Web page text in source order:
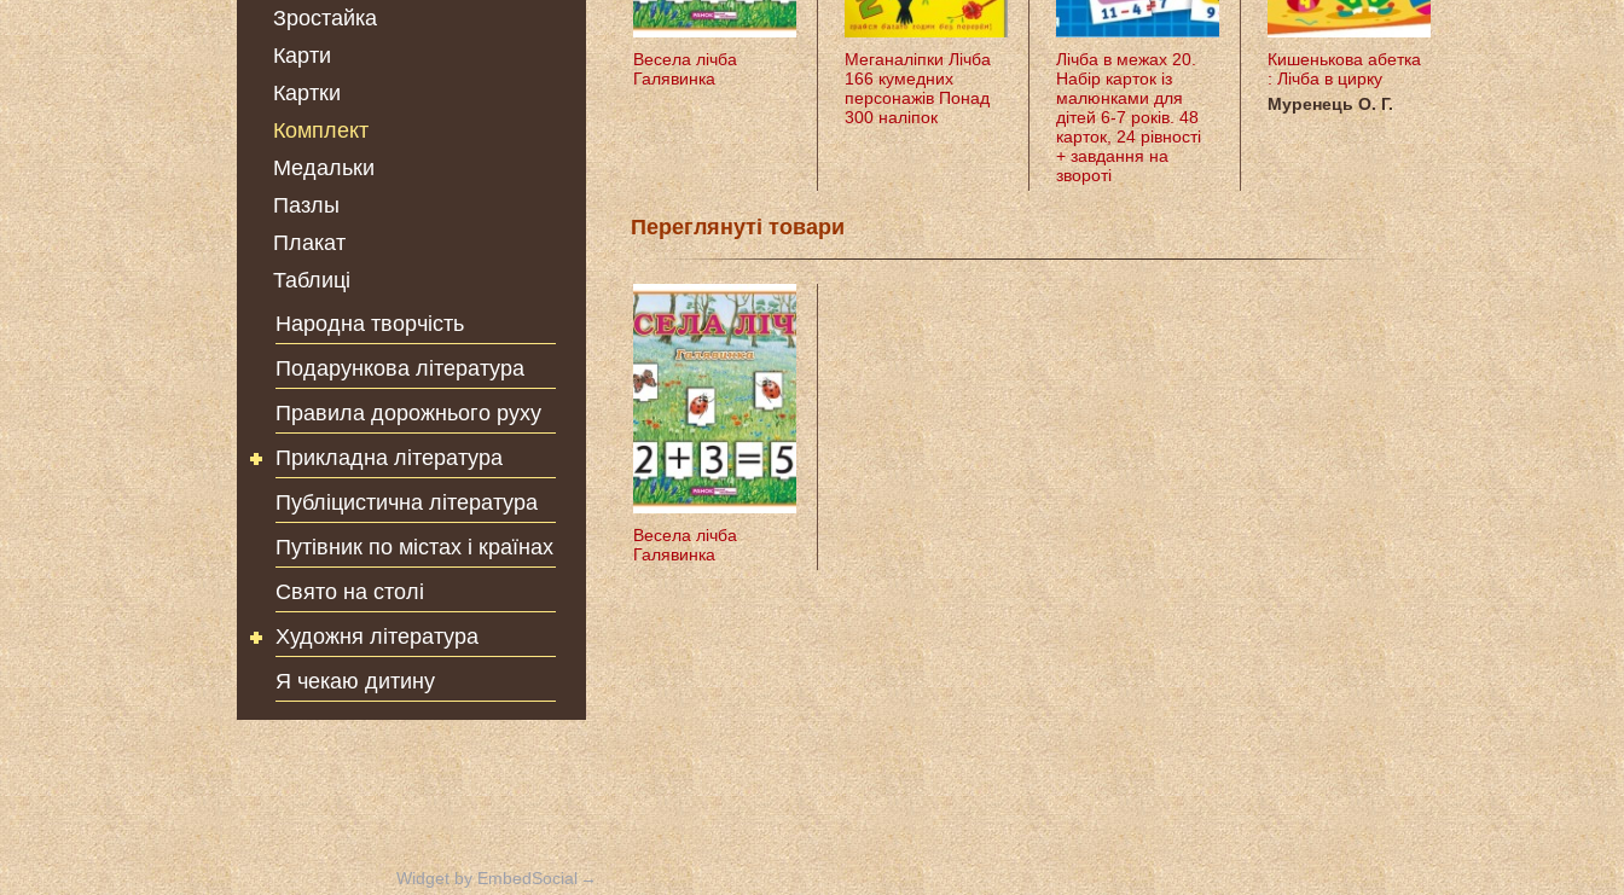
Зростайка
Карти
Картки
Комплект
Медальки
Пазлы
Плакат
Таблиці
Народна творчість
Подарункова література
Правила дорожнього руху
Прикладна література
Публіцистична література
Путівник по містах і країнах
Свято на столі
Художня література
Я чекаю дитину
Widget by EmbedSocial→
Весела лічба
Галявинка
Меганаліпки Лічба
166 кумедних
персонажів Понад
300 наліпок
Лічба в межах 20.
Набір карток із
малюнками для
дітей 6-7 років. 48
карток, 24 рівності
+ завдання на
звороті
Кишенькова абетка
: Лічба в цирку
Муренець О. Г.
Математика
склад числа.
завдання
Варченко
Новоспаська
Євгенія
Переглянуті товари
Весела лічба
Галявинка